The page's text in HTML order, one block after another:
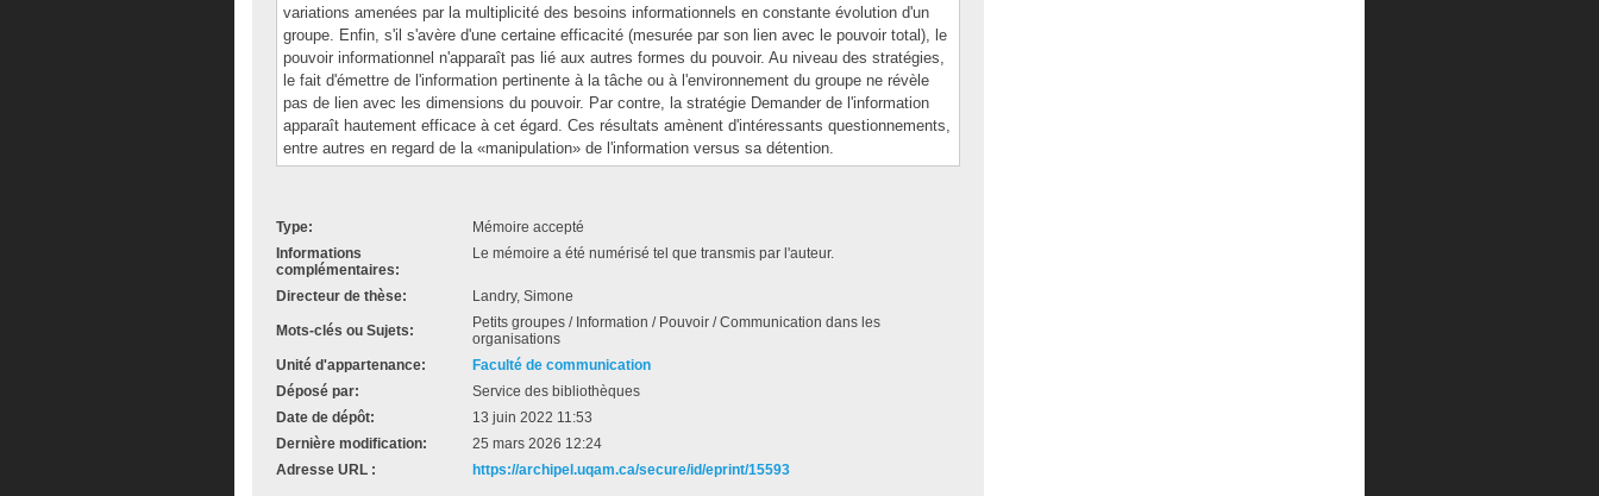
variations amenées par la multiplicité des besoins informationnels en constante évolution d'un
groupe. Enfin, s'il s'avère d'une certaine efficacité (mesurée par son lien avec le pouvoir total), le
pouvoir informationnel n'apparaît pas lié aux autres formes du pouvoir. Au niveau des stratégies,
le fait d'émettre de l'information pertinente à la tâche ou à l'environnement du groupe ne révèle
pas de lien avec les dimensions du pouvoir. Par contre, la stratégie Demander de l'information
apparaît hautement efficace à cet égard. Ces résultats amènent d'intéressants questionnements,
entre autres en regard de la «manipulation» de l'information versus sa détention.
Type:
Mémoire accepté
Informations
complémentaires:
Le mémoire a été numérisé tel que transmis par l'auteur.
Directeur de thèse: Landry, Simone
Mots-clés ou Sujets:
Petits groupes / Information / Pouvoir / Communication dans les
organisations
Unité d'appartenance:
Faculté de communication
Déposé par:
Service des bibliothèques
Date de dépôt:
13 juin 2022 11:53
Dernière modification:
25 mars 2026 12:24
Adresse URL :
https://archipel.uqam.ca/secure/id/eprint/15593